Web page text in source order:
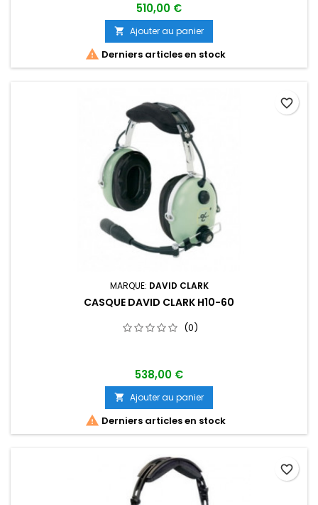
510,00 €
 Ajouter au panier
 Derniers articles en stock
MARQUE: DAVID CLARK
CASQUE DAVID CLARK H10-60
(0)
538,00 €
 Ajouter au panier
 Derniers articles en stock
favorite_border
favorite_border